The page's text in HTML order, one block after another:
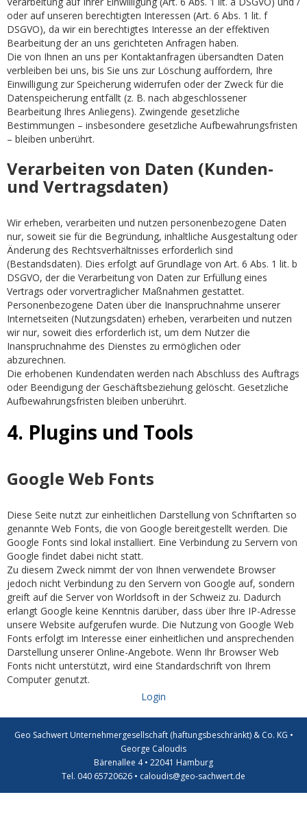
oder auf unseren berechtigten Interessen (Art. 6 Abs. 1 lit. f
DSGVO), da wir ein berechtigtes Interesse an der effektiven
Bearbeitung der an uns gerichteten Anfragen haben.
Die von Ihnen an uns per Kontaktanfragen übersandten Daten
verbleiben bei uns, bis Sie uns zur Löschung auffordern, Ihre
Einwilligung zur Speicherung widerrufen oder der Zweck für die
Datenspeicherung entfällt (z. B. nach abgeschlossener
Bearbeitung Ihres Anliegens). Zwingende gesetzliche
Bestimmungen – insbesondere gesetzliche Aufbewahrungsfristen
– bleiben unberührt.
Verarbeiten von Daten (Kunden-
und Vertragsdaten)
Wir erheben, verarbeiten und nutzen personenbezogene Daten
nur, soweit sie für die Begründung, inhaltliche Ausgestaltung oder
Änderung des Rechtsverhältnisses erforderlich sind
(Bestandsdaten). Dies erfolgt auf Grundlage von Art. 6 Abs. 1 lit. b
DSGVO, der die Verarbeitung von Daten zur Erfüllung eines
Vertrags oder vorvertraglicher Maßnahmen gestattet.
Personenbezogene Daten über die Inanspruchnahme unserer
Internetseiten (Nutzungsdaten) erheben, verarbeiten und nutzen
wir nur, soweit dies erforderlich ist, um dem Nutzer die
Inanspruchnahme des Dienstes zu ermöglichen oder
abzurechnen.
Die erhobenen Kundendaten werden nach Abschluss des Auftrags
oder Beendigung der Geschäftsbeziehung gelöscht. Gesetzliche
Aufbewahrungsfristen bleiben unberührt.
4. Plugins und Tools
Google Web Fonts
Diese Seite nutzt zur einheitlichen Darstellung von Schriftarten so
genannte Web Fonts, die von Google bereitgestellt werden. Die
Google Fonts sind lokal installiert. Eine Verbindung zu Servern von
Google findet dabei nicht statt.
Zu diesem Zweck nimmt der von Ihnen verwendete Browser
jedoch nicht Verbindung zu den Servern von Google auf, sondern
greift auf die Server von Worldsoft in der Schweiz zu. Dadurch
erlangt Google keine Kenntnis darüber, dass über Ihre IP-Adresse
unsere Website aufgerufen wurde. Die Nutzung von Google Web
Fonts erfolgt im Interesse einer einheitlichen und ansprechenden
Darstellung unserer Online-Angebote. Wenn Ihr Browser Web
Fonts nicht unterstützt, wird eine Standardschrift von Ihrem
Computer genutzt.
Login
Geo Sachwert Unternehmergesellschaft (haftungsbeschränkt) & Co. KG •
George Caloudis
Bärenallee 4 • 22041 Hamburg
Tel. 040 65720626 • caloudis@geo-sachwert.de